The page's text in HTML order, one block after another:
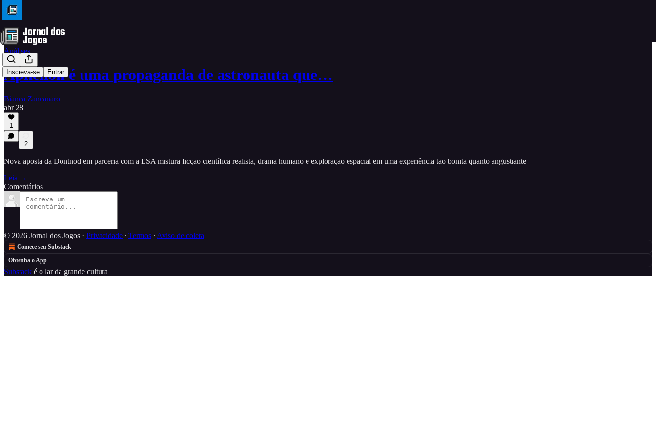
Inscreva-se Entrar
Análises
Aphelion é uma propaganda de astronauta que…
Bianca Zancanaro
abr 28
1
2
Nova aposta da Dontnod em parceria com a ESA mistura ficção científica realista, drama humano e exploração espacial em uma experiência tão bonita quanto angustiante
Leia →
Comentários
© 2026 Jornal dos Jogos · Privacidade ∙ Termos ∙ Aviso de coleta
Comece seu Substack
Obtenha o App
Substack é o lar da grande cultura